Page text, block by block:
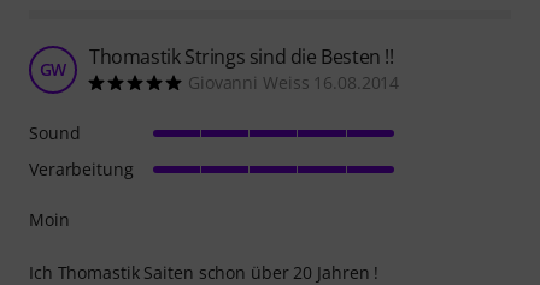
GW Thomastik Strings sind die Besten !!
Giovanni Weiss 16.08.2014
Moin
Ich Thomastik Saiten schon über 20 Jahren !
Sound
Verarbeitung